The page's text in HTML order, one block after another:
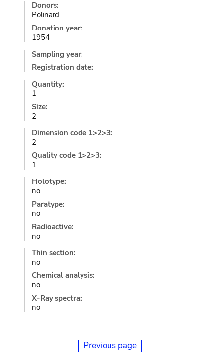
Donors:
Polinard
Donation year:
1954
Sampling year:
Registration date:
Quantity:
1
Size:
2
Dimension code 1>2>3:
2
Quality code 1>2>3:
1
Holotype:
no
Paratype:
no
Radioactive:
no
Thin section:
no
Chemical analysis:
no
X-Ray spectra:
no
Previous page